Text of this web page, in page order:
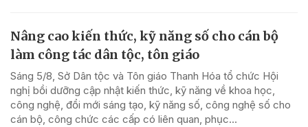
Nâng cao kiến thức, kỹ năng số cho cán bộ
làm công tác dân tộc, tôn giáo
Sáng 5/8, Sở Dân tộc và Tôn giáo Thanh Hóa tổ chức Hội
nghị bồi dưỡng cập nhật kiến thức, kỹ năng về khoa học,
công nghệ, đổi mới sáng tạo, kỹ năng số, công nghệ số cho
cán bộ, công chức các cấp có liên quan, phục...